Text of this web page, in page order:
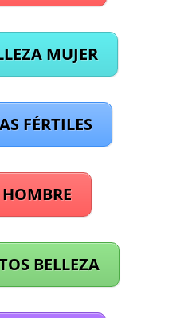
MUJER
FÉRTILES
BELLEZA